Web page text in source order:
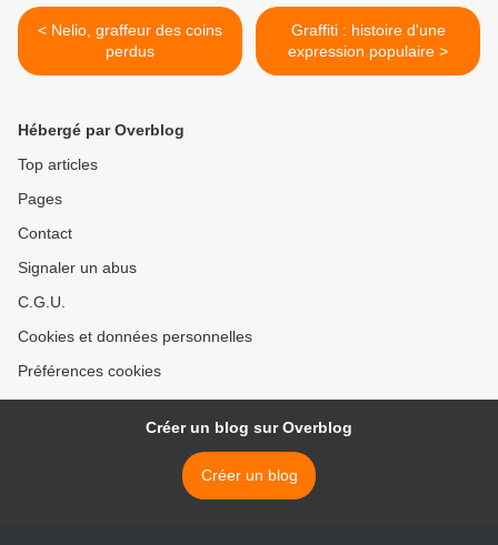
< Nelio, graffeur des coins
perdus
Graffiti : histoire d'une
expression populaire >
Hébergé par Overblog
Top articles
Pages
Contact
Signaler un abus
C.G.U.
Cookies et données personnelles
Préférences cookies
Créer un blog sur Overblog
Créer un blog